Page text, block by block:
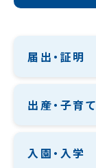
届出・証明
出産・子育て
入園・入学